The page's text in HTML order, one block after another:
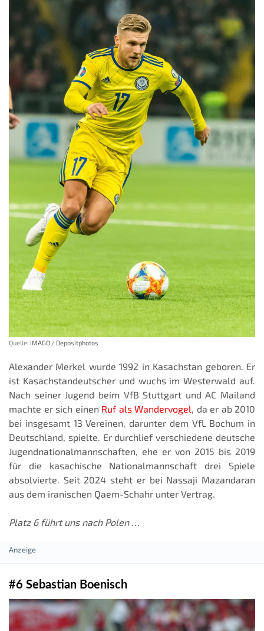
Quelle: IMAGO / Depositphotos
Alexander Merkel wurde 1992 in Kasachstan geboren. Er
ist Kasachstandeutscher und wuchs im Westerwald auf.
Nach seiner Jugend beim VfB Stuttgart und AC Mailand
machte er sich einen Ruf als Wandervogel, da er ab 2010
bei insgesamt 13 Vereinen, darunter dem VfL Bochum in
Deutschland, spielte. Er durchlief verschiedene deutsche
Jugendnationalmannschaften, ehe er von 2015 bis 2019
für die kasachische Nationalmannschaft drei Spiele
absolvierte. Seit 2024 steht er bei Nassaji Mazandaran
aus dem iranischen Qaem-Schahr unter Vertrag.
Platz 6 führt uns nach Polen …
#6 Sebastian Boenisch